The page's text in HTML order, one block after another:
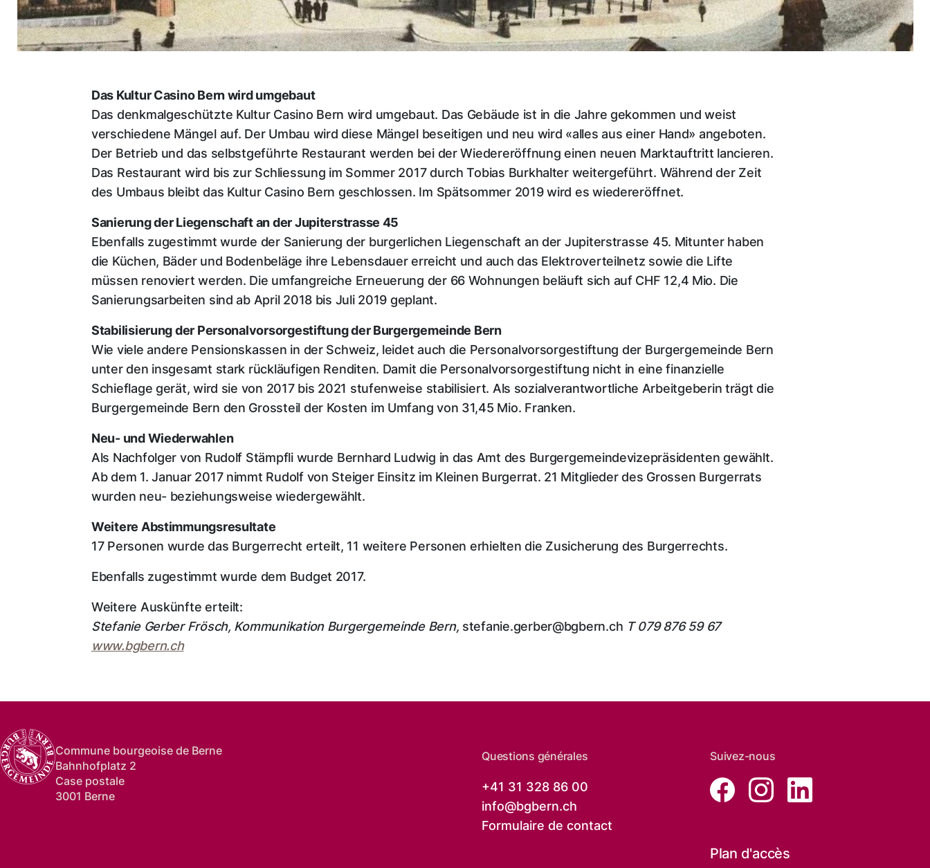
Das Kultur Casino Bern wird umgebaut
Das denkmalgeschützte Kultur Casino Bern wird umgebaut. Das Gebäude ist in die Jahre gekommen und weist
verschiedene Mängel auf. Der Umbau wird diese Mängel beseitigen und neu wird «alles aus einer Hand» angeboten.
Der Betrieb und das selbstgeführte Restaurant werden bei der Wiedereröffnung einen neuen Marktauftritt lancieren.
Das Restaurant wird bis zur Schliessung im Sommer 2017 durch Tobias Burkhalter weitergeführt. Während der Zeit
des Umbaus bleibt das Kultur Casino Bern geschlossen. Im Spätsommer 2019 wird es wiedereröffnet.
Sanierung der Liegenschaft an der Jupiterstrasse 45
Ebenfalls zugestimmt wurde der Sanierung der burgerlichen Liegenschaft an der Jupiterstrasse 45. Mitunter haben
die Küchen, Bäder und Bodenbeläge ihre Lebensdauer erreicht und auch das Elektroverteilnetz sowie die Lifte
müssen renoviert werden. Die umfangreiche Erneuerung der 66 Wohnungen beläuft sich auf CHF 12,4 Mio. Die
Sanierungsarbeiten sind ab April 2018 bis Juli 2019 geplant.
Stabilisierung der Personalvorsorgestiftung der Burgergemeinde Bern
Wie viele andere Pensionskassen in der Schweiz, leidet auch die Personalvorsorgestiftung der Burgergemeinde Bern
unter den insgesamt stark rückläufigen Renditen. Damit die Personalvorsorgestiftung nicht in eine finanzielle
Schieflage gerät, wird sie von 2017 bis 2021 stufenweise stabilisiert. Als sozialverantwortliche Arbeitgeberin trägt die
Burgergemeinde Bern den Grossteil der Kosten im Umfang von 31,45 Mio. Franken.
Neu- und Wiederwahlen
Als Nachfolger von Rudolf Stämpfli wurde Bernhard Ludwig in das Amt des Burgergemeindevizepräsidenten gewählt.
Ab dem 1. Januar 2017 nimmt Rudolf von Steiger Einsitz im Kleinen Burgerrat. 21 Mitglieder des Grossen Burgerrats
wurden neu- beziehungsweise wiedergewählt.
Weitere Abstimmungsresultate
17 Personen wurde das Burgerrecht erteilt, 11 weitere Personen erhielten die Zusicherung des Burgerrechts.
Ebenfalls zugestimmt wurde dem Budget 2017.
Weitere Auskünfte erteilt:
Stefanie Gerber Frösch, Kommunikation Burgergemeinde Bern, stefanie.gerber@bgbern.ch T 079 876 59 67
www.bgbern.ch
Commune bourgeoise de Berne
Bahnhofplatz 2
Case postale
3001 Berne
Questions générales
+41 31 328 86 00
info@bgbern.ch
Formulaire de contact
Suivez-nous
Plan d'accès